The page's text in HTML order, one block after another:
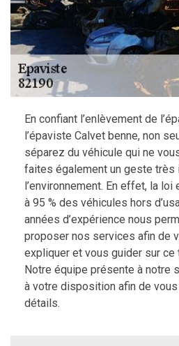
En confiant l’enlèvement de
l’épaviste Calvet benne, non
séparez du véhicule qui ne
faites également un geste très
l’environnement. En effet, la
à 95 % des véhicules hors
années d’expérience nous
proposer nos services afin de
expliquer et vous guider sur ce
Notre équipe présente à notre
à votre disposition afin de
détails.